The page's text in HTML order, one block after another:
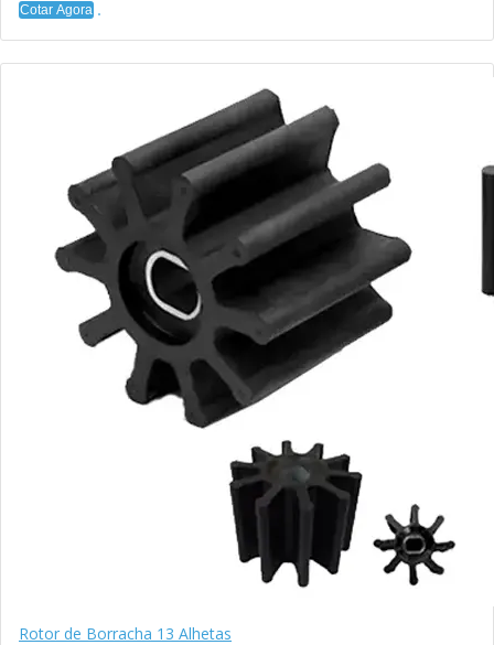
Cotar Agora
Rotor de Borracha 13 Alhetas